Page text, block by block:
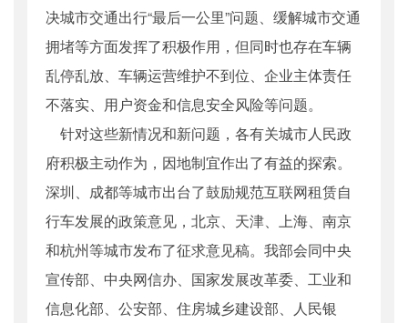
决城市交通出行“最后一公里”问题、缓解城市交通
拥堵等方面发挥了积极作用，但同时也存在车辆
乱停乱放、车辆运营维护不到位、企业主体责任
不落实、用户资金和信息安全风险等问题。
针对这些新情况和新问题，各有关城市人民政
府积极主动作为，因地制宜作出了有益的探索。
深圳、成都等城市出台了鼓励规范互联网租赁自
行车发展的政策意见，北京、天津、上海、南京
和杭州等城市发布了征求意见稿。我部会同中央
宣传部、中央网信办、国家发展改革委、工业和
信息化部、公安部、住房城乡建设部、人民银